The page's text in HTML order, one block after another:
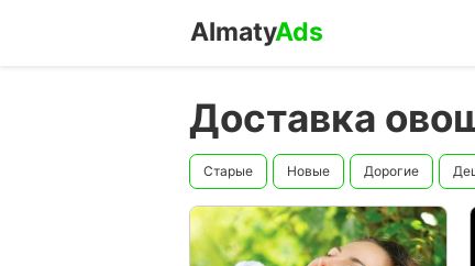
AlmatyAds
Доставка
Старые Новые Дорогие